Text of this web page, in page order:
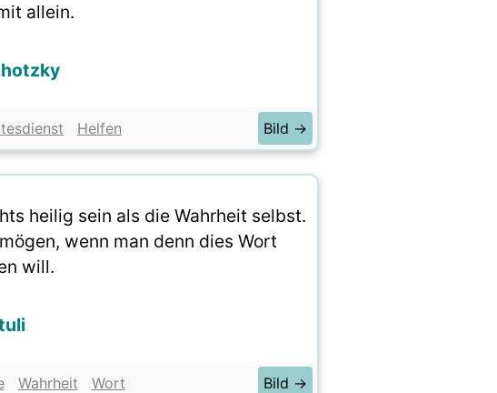
allein.
Helfen Bild →
heilig sein als die Wahrheit selbst.
wenn man denn dies Wort
will.
Wahrheit Wort Bild →